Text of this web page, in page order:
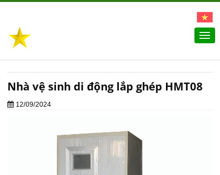
Nhà vệ sinh di động lắp ghép HMT08
12/09/2024